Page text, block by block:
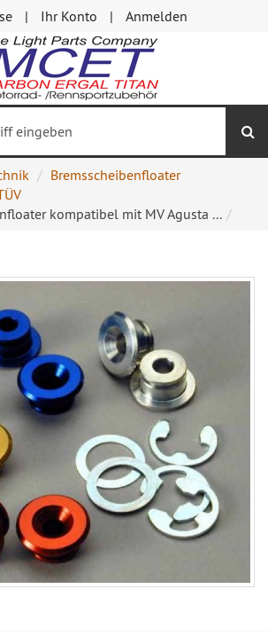
Ihr Konto Anmelden
Bremsscheibenfloater
kompatibel mit MV Agusta ...